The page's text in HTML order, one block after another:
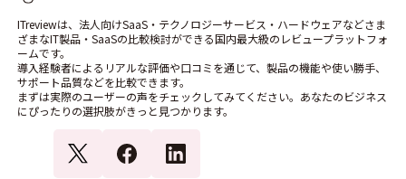
ITreviewは、法人向けSaaS・テクノロジーサービス・ハードウェアなどさま
ざまなIT製品・SaaSの比較検討ができる国内最大級のレビュープラットフォ
ームです。
導入経験者によるリアルな評価や口コミを通じて、製品の機能や使い勝手、
サポート品質などを比較できます。
まずは実際のユーザーの声をチェックしてみてください。あなたのビジネス
にぴったりの選択肢がきっと見つかります。